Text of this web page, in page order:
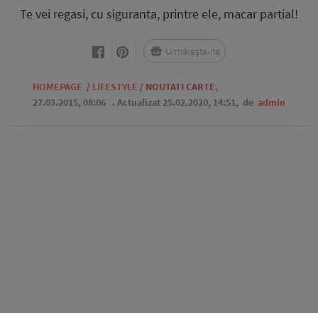
Te vei regasi, cu siguranta, printre ele, macar partial!
HOMEPAGE / LIFESTYLE / NOUTATI CARTE,
27.03.2015, 08:06 . Actualizat 25.02.2020, 14:51, de admin
Urmărește-ne